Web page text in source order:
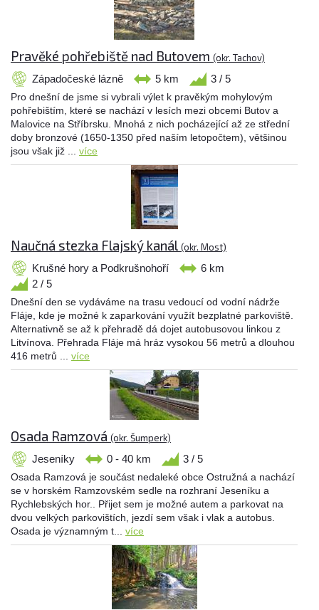
Pravěké pohřebiště nad Butovem (okr. Tachov)
Západočeské lázně 5 km 3 / 5
Pro dnešní de jsme si vybrali výlet k pravěkým mohylovým
pohřebištím, které se nachází v lesích mezi obcemi Butov a
Malovice na Stříbrsku. Mnohá z nich pocházející až ze střední
doby bronzové (1650-1350 před naším letopočtem), většinou
jsou však již ... více
Naučná stezka Flajský kanál (okr. Most)
Krušné hory a Podkrušnohoří
6 km
2 / 5
Dnešní den se vydáváme na trasu vedoucí od vodní nádrže
Fláje, kde je možné k zaparkování využít bezplatné parkoviště.
Alternativně se až k přehradě dá dojet autobusovou linkou z
Litvínova. Přehrada Fláje má hráz vysokou 56 metrů a dlouhou
416 metrů ... více
Osada Ramzová (okr. Šumperk)
Jeseníky 0 - 40 km 3 / 5
Osada Ramzová je součást nedaleké obce Ostružná a nachází
se v horském Ramzovském sedle na rozhraní Jeseníku a
Rychlebských hor.. Přijet sem je možné autem a parkovat na
dvou velkých parkovištích, jezdí sem však i vlak a autobus.
Osada je významným t... více